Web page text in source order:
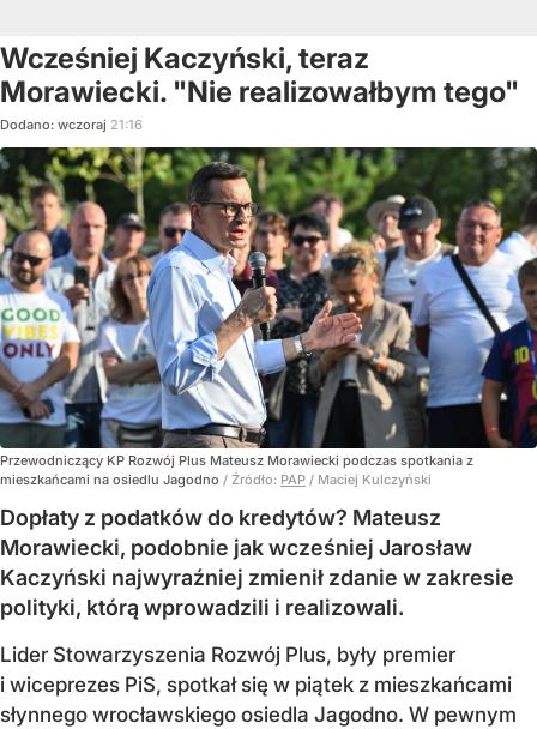
Wcześniej Kaczyński, teraz
Morawiecki. "Nie realizowałbym tego"
Dodano: wczoraj 21:16
Przewodniczący KP Rozwój Plus Mateusz Morawiecki podczas spotkania z
mieszkańcami na osiedlu Jagodno / Źródło: PAP / Maciej Kulczyński
Dopłaty z podatków do kredytów? Mateusz
Morawiecki, podobnie jak wcześniej Jarosław
Kaczyński najwyraźniej zmienił zdanie w zakresie
polityki, którą wprowadzili i realizowali.
Lider Stowarzyszenia Rozwój Plus, były premier
i wiceprezes PiS, spotkał się w piątek z mieszkańcami
słynnego wrocławskiego osiedla Jagodno. W pewnym